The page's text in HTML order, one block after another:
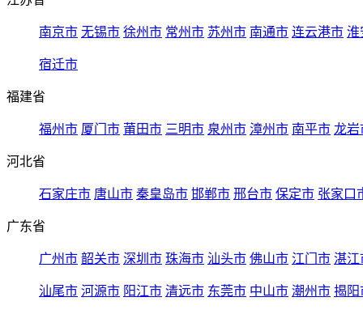
南京市 无锡市 徐州市 常州市 苏州市 南通市 连云港市 淮
宿迁市
福建省
福州市 厦门市 莆田市 三明市 泉州市 漳州市 南平市 龙岩
河北省
石家庄市 唐山市 秦皇岛市 邯郸市 邢台市 保定市 张家口
广东省
广州市 韶关市 深圳市 珠海市 汕头市 佛山市 江门市 湛江
汕尾市 河源市 阳江市 清远市 东莞市 中山市 潮州市 揭阳